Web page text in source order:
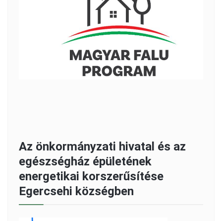
Az önkormányzati hivatal és az
egészségház épületének
energetikai korszerűsítése
Egercsehi községben